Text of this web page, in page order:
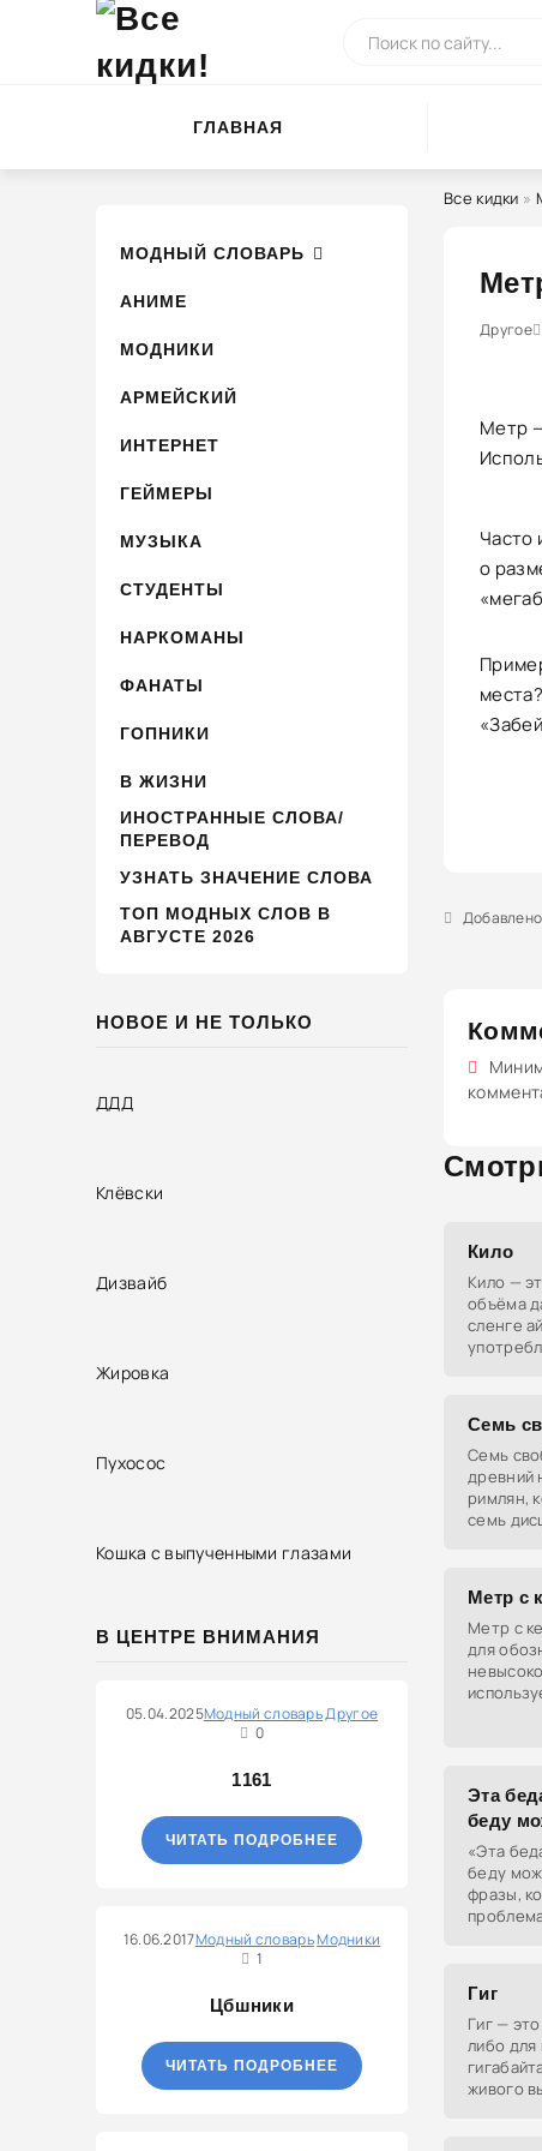
ГЛАВНАЯ
МОДНЫЙ СЛОВАРЬ
АНИМЕ
МОДНИКИ
АРМЕЙСКИЙ
ИНТЕРНЕТ
ГЕЙМЕРЫ
МУЗЫКА
СТУДЕНТЫ
НАРКОМАНЫ
ФАНАТЫ
ГОПНИКИ
В ЖИЗНИ
ИНОСТРАННЫЕ СЛОВА/
ПЕРЕВОД
УЗНАТЬ ЗНАЧЕНИЕ СЛОВА
ТОП МОДНЫХ СЛОВ В
АВГУСТЕ 2026
НОВОЕ И НЕ ТОЛЬКО
ДДД
Клёвски
Дизвайб
Жировка
Пухосос
Кошка с выпученными глазами
В ЦЕНТРЕ ВНИМАНИЯ
05.04.2025Модный словарьДругое
0
1161
ЧИТАТЬ ПОДРОБНЕЕ
16.06.2017Модный словарьМодники
1
Цбшники
ЧИТАТЬ ПОДРОБНЕЕ
Все кидки »
Другое
2 3 4
Метр
Часто
о
Добавлено
Кило
Кило —
объёма
сленге
Семь
Семь
древний
римлян,
семь
Метр с
Метр с
для
Эта
беду
«Эта
беду
фразы,
Гиг
Гиг —
либо для
живого